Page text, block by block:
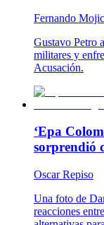
Fernando
Gustavo Petro
militares y
Acusación.
‘Epa
sorprendió
Oscar Repiso
Una foto de
reacciones